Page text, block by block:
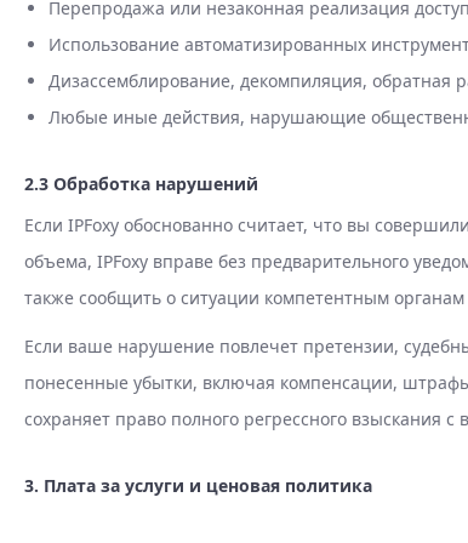
Перепродажа или незаконная реализация
Использование автоматизированных
Дизассемблирование, декомпиляция, обратная
Любые иные действия, нарушающие
2.3 Обработка нарушений
Если IPFoxy обоснованно считает, что вы
объема, IPFoxy вправе без предварительного
также сообщить о ситуации компетентным органам
Если ваше нарушение повлечет претензии,
понесенные убытки, включая компенсации,
сохраняет право полного регрессного взыскания с
3. Плата за услуги и ценовая политика